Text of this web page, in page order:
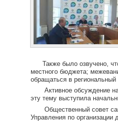
Также было озвучено, что
местного бюджета;
обращаться в
Активное обсуждение на
эту тему выступила
Общественный совет
Управления по организации